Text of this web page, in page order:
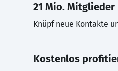
21 Mio. Mitglieder
Knüpf neue Kontakte
Kostenlos